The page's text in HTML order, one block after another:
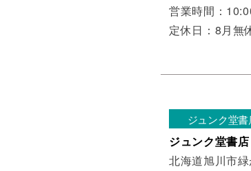
営業時間：
定休日：8月無
ジュンク堂書
ジュンク堂書
北海道旭川市